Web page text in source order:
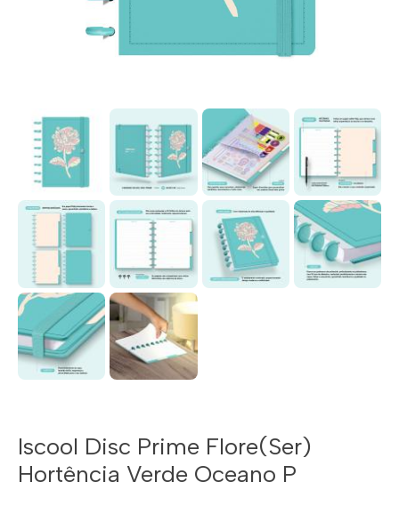
Iscool Disc Prime Flore(Ser)
Hortência Verde Oceano P